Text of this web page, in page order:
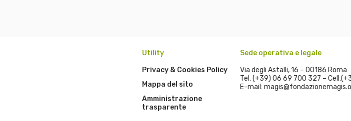
Utility
Privacy & Cookies Policy
Mappa del sito
Amministrazione
trasparente
Sede operativa e legale
Via degli Astalli, 16 – 00186 Roma
Tel. (+39) 06 69 700 327 –
E-mail: